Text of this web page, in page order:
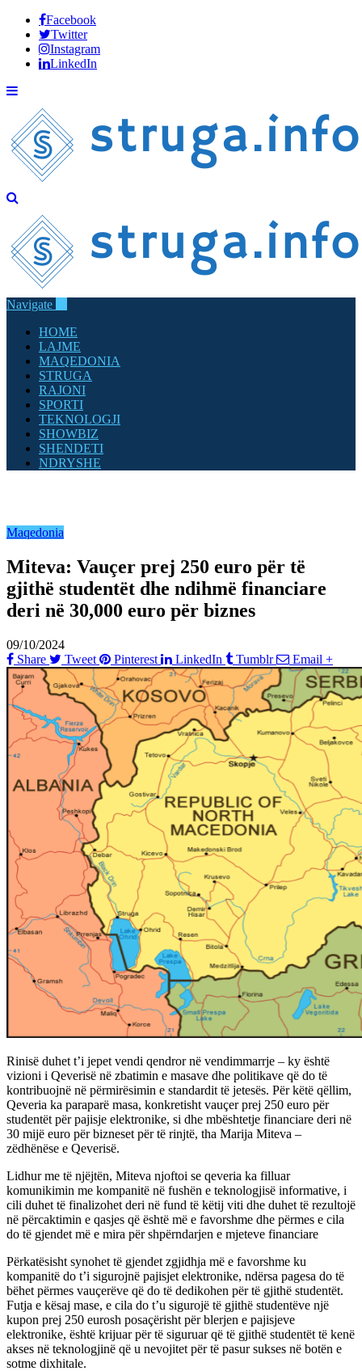
Facebook
Twitter
Instagram
LinkedIn
Navigate
HOME
LAJME
MAQEDONIA
STRUGA
RAJONI
SPORTI
TEKNOLOGJI
SHOWBIZ
SHENDETI
NDRYSHE
Maqedonia
Miteva: Vauçer prej 250 euro për të
gjithë studentët dhe ndihmë financiare
deri në 30,000 euro për biznes
09/10/2024
Share
Tweet Pinterest LinkedIn Tumblr Email +
Rinisë duhet t’i jepet vendi qendror në vendimmarrje – ky është
vizioni i Qeverisë në zbatimin e masave dhe politikave që do të
kontribuojnë në përmirësimin e standardit të jetesës. Për këtë qëllim,
Qeveria ka paraparë masa, konkretisht vauçer prej 250 euro për
studentët për pajisje elektronike, si dhe mbështetje financiare deri në
30 mijë euro për bizneset për të rinjtë, tha Marija Miteva –
zëdhënëse e Qeverisë.
Lidhur me të njëjtën, Miteva njoftoi se qeveria ka filluar
komunikimin me kompanitë në fushën e teknologjisë informative, i
cili duhet të finalizohet deri në fund të këtij viti dhe duhet të rezultojë
në përcaktimin e qasjes që është më e favorshme dhe përmes e cila
do të gjendet më e mira për shpërndarjen e mjeteve financiare
Përkatësisht synohet të gjendet zgjidhja më e favorshme ku
kompanitë do t’i sigurojnë pajisjet elektronike, ndërsa pagesa do të
bëhet përmes vauçerëve që do të dedikohen për të gjithë studentët.
Futja e kësaj mase, e cila do t’u sigurojë të gjithë studentëve një
kupon prej 250 eurosh posaçërisht për blerjen e pajisjeve
elektronike, është krijuar për të siguruar që të gjithë studentët të kenë
akses në teknologjinë që u nevojitet për të pasur sukses në botën e
sotme dixhitale.